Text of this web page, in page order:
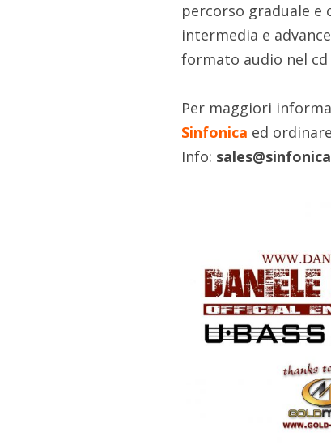
percorso graduale e
intermedia e
formato audio nel cd
Per maggiori
Sinfonica ed
Info: